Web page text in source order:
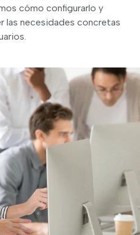
cómo configurarlo y
las necesidades concretas